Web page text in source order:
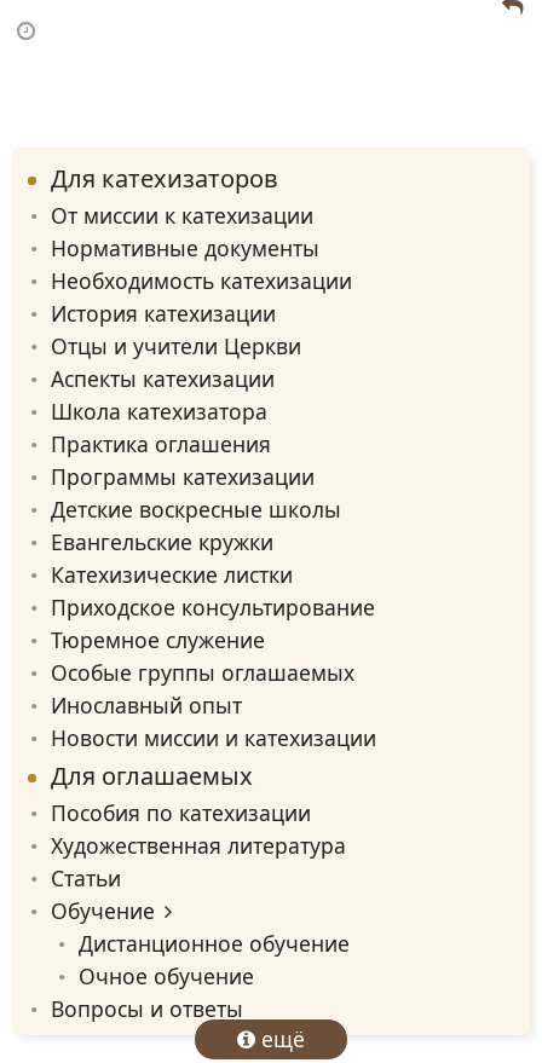
Для катехизаторов
От миссии к катехизации
Нормативные документы
Необходимость катехизации
История катехизации
Отцы и учители Церкви
Аспекты катехизации
Школа катехизатора
Практика оглашения
Программы катехизации
Детские воскресные школы
Евангельские кружки
Катехизические листки
Приходское консультирование
Тюремное служение
Особые группы оглашаемых
Инославный опыт
Новости миссии и катехизации
Для оглашаемых
Пособия по катехизации
Художественная литература
Статьи
Обучение
Дистанционное обучение
Очное обучение
Вопросы и ответы
ещё